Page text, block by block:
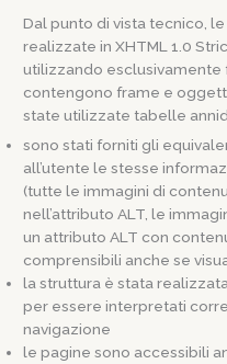
Dal punto di vista tecnico,
realizzate in XHTML 1.0
utilizzando esclusivamente
contengono frame e
state utilizzate tabelle
sono stati forniti gli
all’utente le stesse
(tutte le immagini di
nell’attributo ALT, le
un attributo ALT con
comprensibili anche se
la struttura è stata
per essere interpretati
navigazione
le pagine sono accessibili